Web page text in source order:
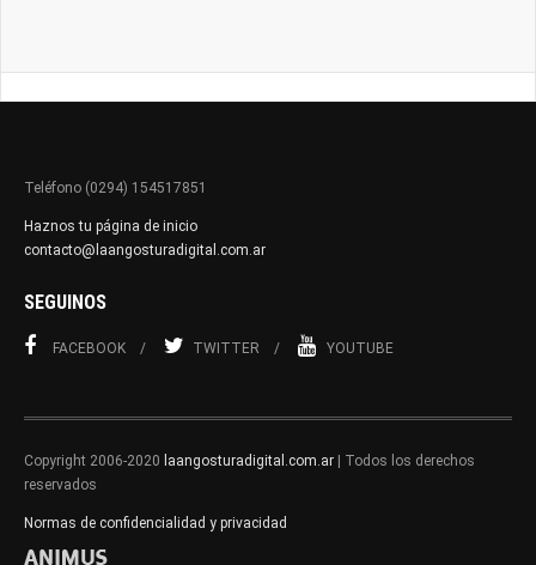
Teléfono (0294) 154517851
Haznos tu página de inicio
contacto@laangosturadigital.com.ar
SEGUINOS
FACEBOOK TWITTER YOUTUBE
Copyright 2006-2020 laangosturadigital.com.ar | Todos los derechos
reservados
Normas de confidencialidad y privacidad